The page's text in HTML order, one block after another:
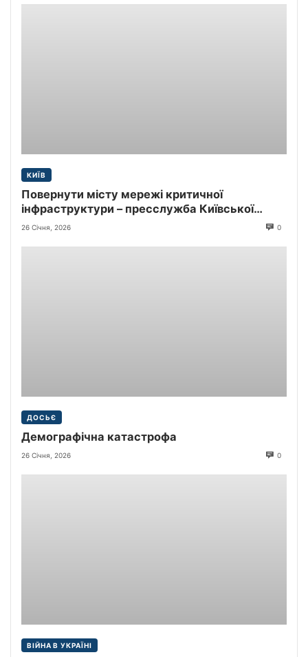
КИЇВ
Повернути місту мережі критичної
інфраструктури – пресслужба Київської
міської прокуратури
26 Січня, 2026 0
ДОСЬЄ
Демографічна катастрофа
26 Січня, 2026 0
ВІЙНА В УКРАЇНІ